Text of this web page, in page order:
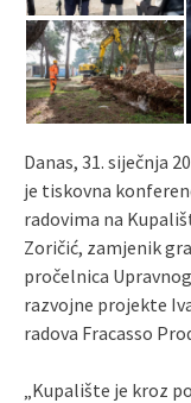
Danas, 31. siječnja
je tiskovna
radovima na
Zoričić, zamjenik
pročelnica
razvojne projekte
radova Fracasso
„Kupalište je kroz